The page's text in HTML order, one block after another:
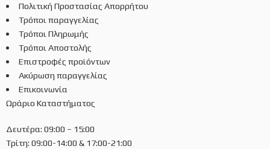
Πολιτική Προστασίας Απορρήτου
Τρόποι παραγγελίας
Τρόποι Πληρωμής
Τρόποι Αποστολής
Επιστροφές προϊόντων
Ακύρωση παραγγελίας
Επικοινωνία
Ωράριο Καταστήματος
Δευτέρα: 09:00 – 15:00
Τρίτη: 09:00-14:00 & 17:00-21:00